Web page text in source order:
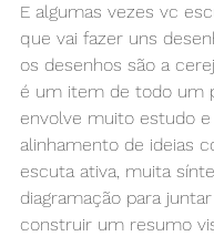
E algumas vezes vc
que vai fazer uns
os desenhos são a
é um item de todo um
envolve muito estudo e
alinhamento de ideias
escuta ativa, muita
diagramação para
construir um resumo